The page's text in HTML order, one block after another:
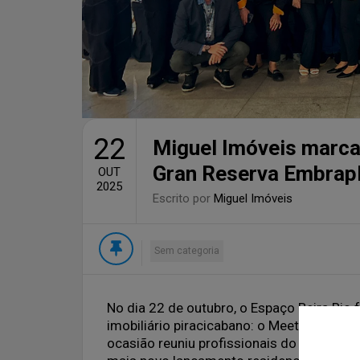
22
OUT
2025
Miguel Imóveis
Gran Reserva
Escrito por Miguel Imóveis
Sem categoria
No dia 22 de outubro, o Espaço Beira
imobiliário piracicabano: o Meeting Gran
ocasião reuniu profissionais do setor,